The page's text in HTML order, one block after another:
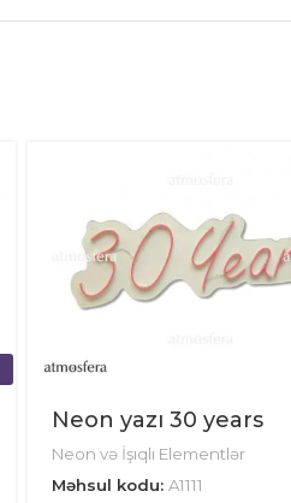
Neon yazı 30 years
Neon və İşıqlı Elementlər
Məhsul kodu: A1111